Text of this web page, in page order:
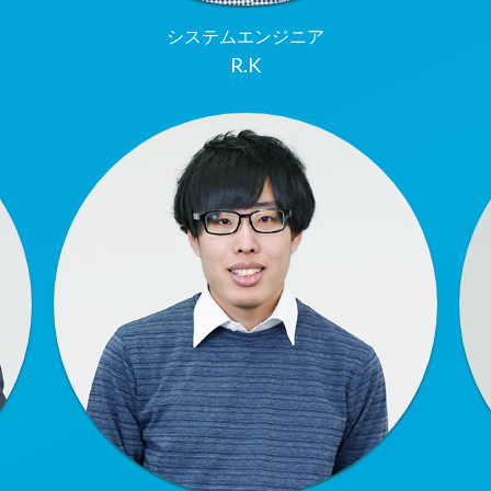
システムエンジニア
R.K